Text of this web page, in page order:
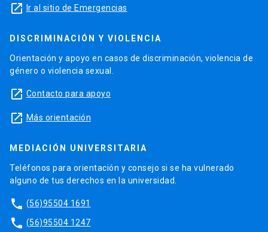
launch Ir al sitio de Emergencias
DISCRIMINACIÓN Y VIOLENCIA
Orientación y apoyo en casos de discriminación, violencia de
género o violencia sexual.
launch Contacto para apoyo
launch Más orientación
MEDIACIÓN UNIVERSITARIA
Teléfonos para orientación y consejo si se ha vulnerado
alguno de tus derechos en la universidad.
phone (56)95504 1691
phone (56)95504 1247